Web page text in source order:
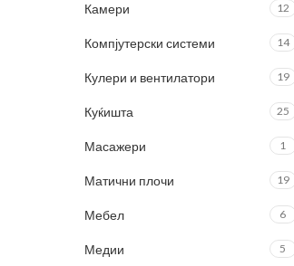
Камери 12
Компјутерски системи 14
Кулери и вентилатори 19
Куќишта 25
Масажери 1
Матични плочи 19
Мебел 6
Медии 5